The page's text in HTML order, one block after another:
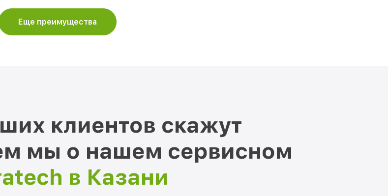
Еще преимущества
клиентов скажут
мы о нашем сервисном
в Казани